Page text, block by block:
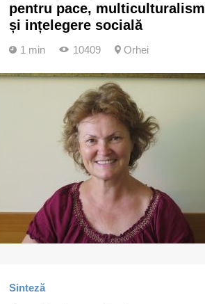
pentru pace, multiculturalism
și ințelegere socială
1 min 10409 Orhei
Sinteză